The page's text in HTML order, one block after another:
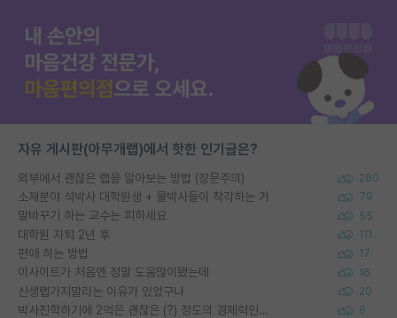
자유 게시판(아무개랩)에서 핫한 인기글은?
외부에서 괜찮은 랩을 알아보는 방법 (장문주의) 280
소재분야 석박사 대학원생 + 물박사들이 착각하는 거 79
말바꾸기 하는 교수는 피하세요 55
대학원 자퇴 2년 후 111
편애 하는 방법 17
이사이트가 처음엔 정말 도움많이됐는데 16
신생랩가지말라는 이유가 있었구나 20
박사진학하기에 2억은 괜찮은 (?) 정도의 경제력인가요 9